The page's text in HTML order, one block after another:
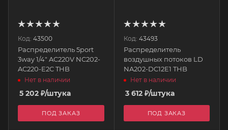
Код: 43500
Распределитель 5port
3way 1/4" AC220V NC202-
AC220-E2C THB
Нет в наличии
5 202 ₽/штука
ПОД ЗАКАЗ
Код: 43493
Распределитель
воздушных потоков LD
NA202-DC12E1 THB
Нет в наличии
3 612₽/штука
ПОД ЗАКАЗ